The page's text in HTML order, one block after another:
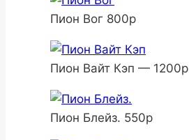
Пион Вог 800р
Пион Вайт Кэп — 1200р
Пион Блейз. 550р